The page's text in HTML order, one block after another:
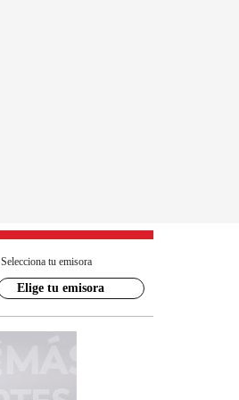
Selecciona tu emisora
Elige tu emisora